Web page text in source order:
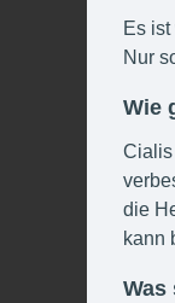
Es
Nur
Wie
Cialis
die
kann
Was